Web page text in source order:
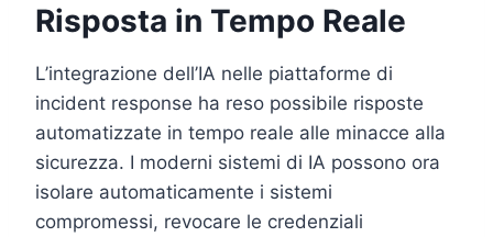
Risposta in Tempo Reale
L’integrazione dell’IA nelle piattaforme di
incident response ha reso possibile risposte
automatizzate in tempo reale alle minacce alla
sicurezza. I moderni sistemi di IA possono ora
isolare automaticamente i sistemi
compromessi, revocare le credenziali